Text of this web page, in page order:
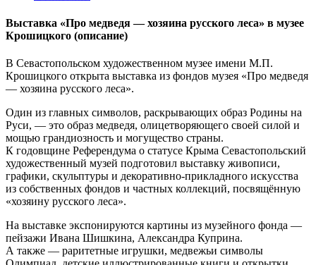
Выставка «Про медведя — хозяина русского леса» в музее
Крошицкого (описание)
В Севастопольском художественном музее имени М.П.
Крошицкого открыта выставка из фондов музея «Про медведя
— хозяина русского леса».
Один из главных символов, раскрывающих образ Родины на
Руси, — это образ медведя, олицетворяющего своей силой и
мощью грандиозность и могущество страны.
К годовщине Референдума о статусе Крыма Севастопольский
художественный музей подготовил выставку живописи,
графики, скульптуры и декоративно-прикладного искусства
из собственных фондов и частных коллекций, посвящённую
«хозяину русского леса».
На выставке экспонируются картины из музейного фонда —
пейзажи Ивана Шишкина, Александра Куприна.
А также — раритетные игрушки, медвежьи символы